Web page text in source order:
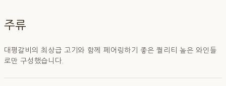
주류
대평갈비의 최상급 고기와 함께 페어링하기 좋은 퀄리티 높은 와인들
로만 구성했습니다.